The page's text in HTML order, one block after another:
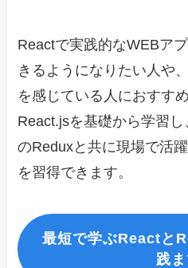
Reactで実践的なWEBア
きるようになりたい人や
を感じている人におすす
React.jsを基礎から学習
のReduxと共に現場で活
を習得できます。
最短で学ぶReactと
践